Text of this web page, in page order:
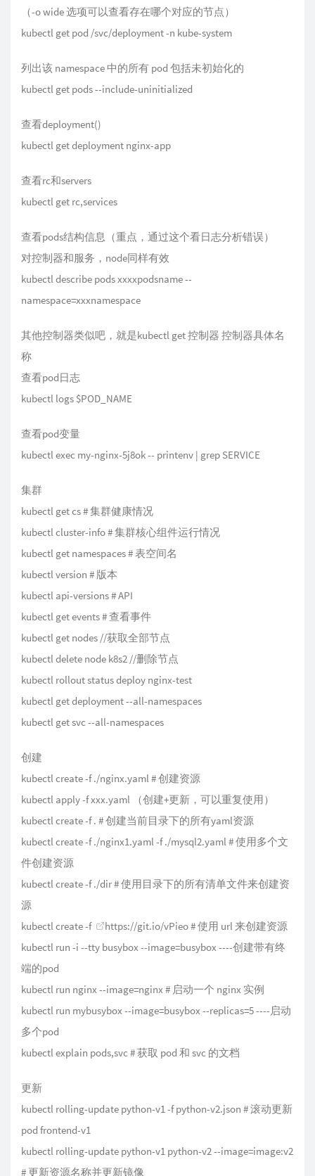
（-o wide 选项可以查看存在哪个对应的节点）
kubectl get pod /svc/deployment -n kube-system
列出该 namespace 中的所有 pod 包括未初始化的
kubectl get pods --include-uninitialized
查看deployment()
kubectl get deployment nginx-app
查看rc和servers
kubectl get rc,services
查看pods结构信息（重点，通过这个看日志分析错误）
对控制器和服务，node同样有效
kubectl describe pods xxxxpodsname --
namespace=xxxnamespace
其他控制器类似吧，就是kubectl get 控制器 控制器具体名
称
查看pod日志
kubectl logs $POD_NAME
查看pod变量
kubectl exec my-nginx-5j8ok -- printenv | grep SERVICE
集群
kubectl get cs # 集群健康情况
kubectl cluster-info # 集群核心组件运行情况
kubectl get namespaces # 表空间名
kubectl version # 版本
kubectl api-versions # API
kubectl get events # 查看事件
kubectl get nodes //获取全部节点
kubectl delete node k8s2 //删除节点
kubectl rollout status deploy nginx-test
kubectl get deployment --all-namespaces
kubectl get svc --all-namespaces
创建
kubectl create -f ./nginx.yaml # 创建资源
kubectl apply -f xxx.yaml （创建+更新，可以重复使用）
kubectl create -f . # 创建当前目录下的所有yaml资源
kubectl create -f ./nginx1.yaml -f ./mysql2.yaml # 使用多个文
件创建资源
kubectl create -f ./dir # 使用目录下的所有清单文件来创建资
源
kubectl create -f
https://git.io/vPieo# 使用 url 来创建资源
kubectl run -i --tty busybox --image=busybox ----创建带有终
端的pod
kubectl run nginx --image=nginx # 启动一个 nginx 实例
kubectl run mybusybox --image=busybox --replicas=5 ----启动
多个pod
kubectl explain pods,svc # 获取 pod 和 svc 的文档
更新
kubectl rolling-update python-v1 -f python-v2.json # 滚动更新
pod frontend-v1
kubectl rolling-update python-v1 python-v2 --image=image:v2
# 更新资源名称并更新镜像